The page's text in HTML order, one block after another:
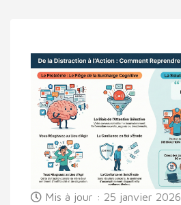
Mis à jour : 25 janvier 2026